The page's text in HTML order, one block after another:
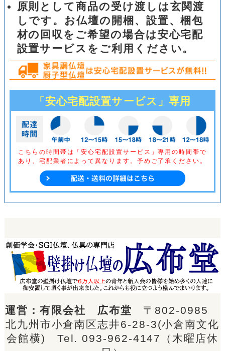
原則として商品の受け渡しは玄関渡
しです。お仏壇の開梱、設置、梱包
材の回収をご希望の場合は安心宅配
設置サービスをご利用ください。
「安心宅配設置サービス」専用
こちらの時間帯は「安心宅配設置サービス」専用の時間帯で
あり、 宅配業者によって異なります。予めご了承ください。
運営：有限会社 広布堂 〒802-0985
北九州市小倉南区志井6-28-3(小倉南文化
会館横) Tel.093-962-4147
（木曜店休